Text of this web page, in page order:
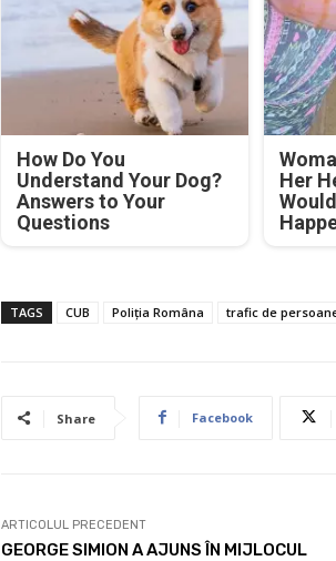
How Do You
Understand Your Dog?
Answers to Your
Questions
Her
TAGS CUB Poliția Româna trafic de
Share Facebook
ARTICOLUL PRECEDENT
GEORGE SIMION A AJUNS ÎN MIJLOCUL